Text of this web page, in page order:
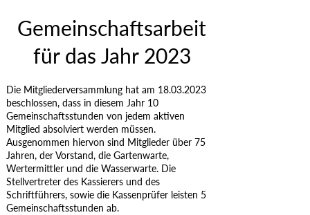
Gemeinschaftsarbeit
für das Jahr 2023
Die Mitgliederversammlung hat am 18.03.2023
beschlossen, dass in diesem Jahr 10
Gemeinschaftsstunden von jedem aktiven
Mitglied absolviert werden müssen.
Ausgenommen hiervon sind Mitglieder über 75
Jahren, der Vorstand, die Gartenwarte,
Wertermittler und die Wasserwarte. Die
Stellvertreter des Kassierers und des
Schriftführers, sowie die Kassenprüfer leisten 5
Gemeinschaftsstunden ab.